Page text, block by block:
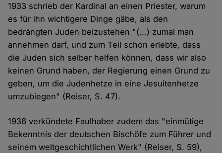
1933 schrieb der Kardinal an einen Priester, warum
es für ihn wichtigere Dinge gäbe, als den
bedrängten Juden beizustehen "(...) zumal man
annehmen darf, und zum Teil schon erlebte, dass
die Juden sich selber helfen können, dass wir also
keinen Grund haben, der Regierung einen Grund zu
geben, um die Judenhetze in eine Jesuitenhetze
umzubiegen" (Reiser, S. 47).
1936 verkündete Faulhaber zudem das "einmütige
Bekenntnis der deutschen Bischöfe zum Führer und
seinem weltgeschichtlichen Werk" (Reiser, S. 59),